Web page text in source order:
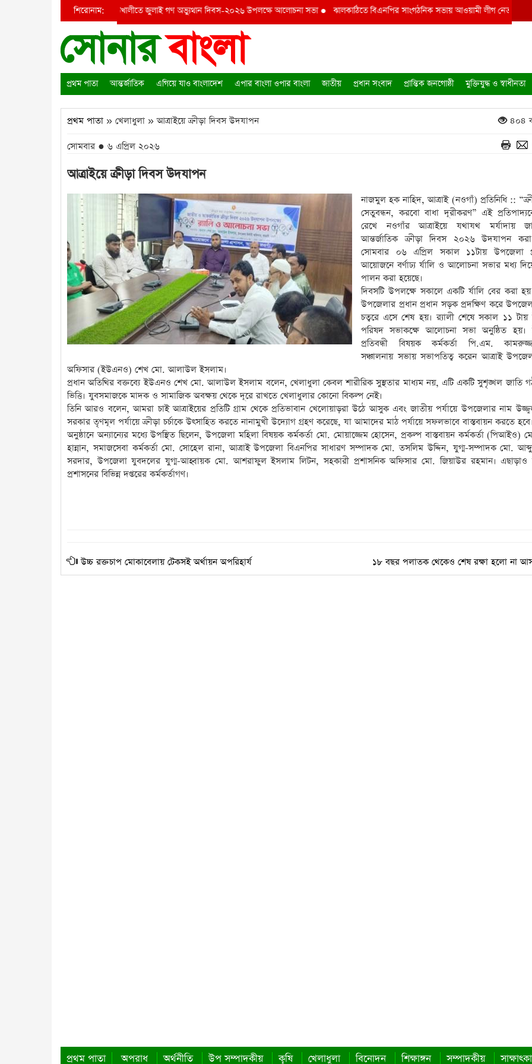
শিরোনাম:
ভাংচুর হত্যার চেষ্টা●কাউখালীতে জুলাই গণ অভ্যুথান দিবস-২০২৬ উপলক্ষে আলোচনা সভা●ঝালকাঠিতে বিএনপির সাংগঠনিক সভায় আওয়ামী লীগ নেতার ফুলেল
প্রথম পাতা আন্তর্জাতিক এগিয়ে যাও বাংলাদেশ এপার বাংলা ওপার বাংলা জাতীয় প্রধান সংবাদ প্রান্তিক জনগোষ্ঠী মুক্তিযুদ্ধ ও স্বাধীনতা
প্রথম পাতা » খেলাধুলা » আত্রাইয়ে ক্রীড়া দিবস উদযাপন ৪০৪
সোমবার ● ৬ এপ্রিল ২০২৬
আত্রাইয়ে ক্রীড়া দিবস উদযাপন
নাজমুল হক নাহিদ, আত্রাই (নওগাঁ) প্রতিনিধি ::
সেতুবন্ধন, করবো বাধা দূরীকরণ” এই
রেখে নওগাঁর আত্রাইয়ে যথাযথ মর্যাদায়
আন্তর্জাতিক ক্রীড়া দিবস ২০২৬ উদযাপন করা
সোমবার ০৬ এপ্রিল সকাল ১১টায় উপজেলা
আয়োজনে বর্ণাঢ্য র্যালি ও আলোচনা সভার মধ্য
পালন করা হয়েছে।
দিবসটি উপলক্ষে সকালে একটি র্যালি বের করা হয়।
উপজেলার প্রধান প্রধান সড়ক প্রদক্ষিণ করে
চত্বরে এসে শেষ হয়। র‌্যালী শেষে সকাল ১১
পরিষদ সভাকক্ষে আলোচনা সভা অনুষ্ঠিত হয়।
প্রতিবন্ধী বিষয়ক কর্মকর্তা পি.এম.
সঞ্চালনায় সভায় সভাপতিত্ব করেন আত্রাই উপজেলা
অফিসার (ইউএনও) শেখ মো. আলাউল ইসলাম।
প্রধান অতিথির বক্তব্যে ইউএনও শেখ মো. আলাউল ইসলাম বলেন, খেলাধুলা কেবল শারীরিক সুস্থতার মাধ্যম নয়, এটি একটি সুশৃঙ্খল জাতি
ভিত্তি। যুবসমাজকে মাদক ও সামাজিক অবক্ষয় থেকে দূরে রাখতে খেলাধুলার কোনো বিকল্প নেই।
তিনি আরও বলেন, আমরা চাই আত্রাইয়ের প্রতিটি গ্রাম থেকে প্রতিভাবান খেলোয়াড়রা উঠে আসুক এবং জাতীয় পর্যায়ে উপজেলার নাম
সরকার তৃণমূল পর্যায়ে ক্রীড়া চর্চাকে উৎসাহিত করতে নানামুখী উদ্যোগ গ্রহণ করেছে, যা আমাদের মাঠ পর্যায়ে সফলভাবে বাস্তবায়ন করতে হবে।
অনুষ্ঠানে অন্যান্যের মধ্যে উপস্থিত ছিলেন, উপজেলা মহিলা বিষয়ক কর্মকর্তা মো. মোয়াজ্জেম হোসেন, প্রকল্প বাস্তবায়ন কর্মকর্তা (পিআইও)
হান্নান, সমাজসেবা কর্মকর্তা মো. সোহেল রানা, আত্রাই উপজেলা বিএনপির সাধারণ সম্পাদক মো. তসলিম উদ্দিন, যুগ্ম-সম্পাদক মো.
সরদার, উপজেলা যুবদলের যুগ্ম-আহ্বায়ক মো. আশরাফুল ইসলাম লিটন, সহকারী প্রশাসনিক অফিসার মো. জিয়াউর রহমান। এছাড়াও
প্রশাসনের বিভিন্ন দপ্তরের কর্মকর্তাগণ।
উচ্চ রক্তচাপ মোকাবেলায় টেকসই অর্থায়ন অপরিহার্য ১৮ বছর পলাতক থেকেও শেষ রক্ষা হলো না
প্রথম পাতা অপরাধ অর্থনীতি উপ সম্পাদকীয় কৃষি খেলাধুলা বিনোদন শিক্ষাঙ্গন সম্পাদকীয়